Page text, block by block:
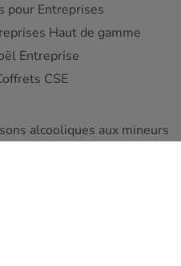
pour Entreprises
Haut de gamme
Entreprise
CSE
alcooliques aux mineurs